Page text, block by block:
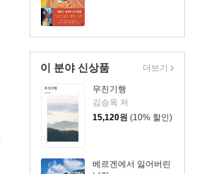
이 분야 신상품
무진기행
김승옥 저
15,120원 (10% 할인)
베르겐에서 잃어버린
더보기